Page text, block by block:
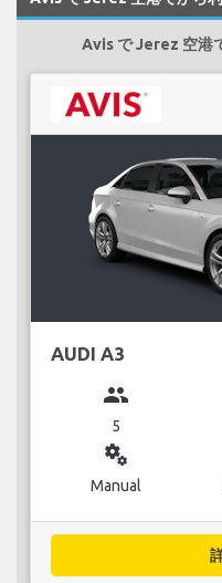
Avis で Jerez 空港
AUDI A3
group
5
miscellaneous_services
Manual